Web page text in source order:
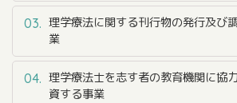
03. 理学療法に関する刊行物の発行及び
業
04. 理学療法士を志す者の教育機関に協
資する事業